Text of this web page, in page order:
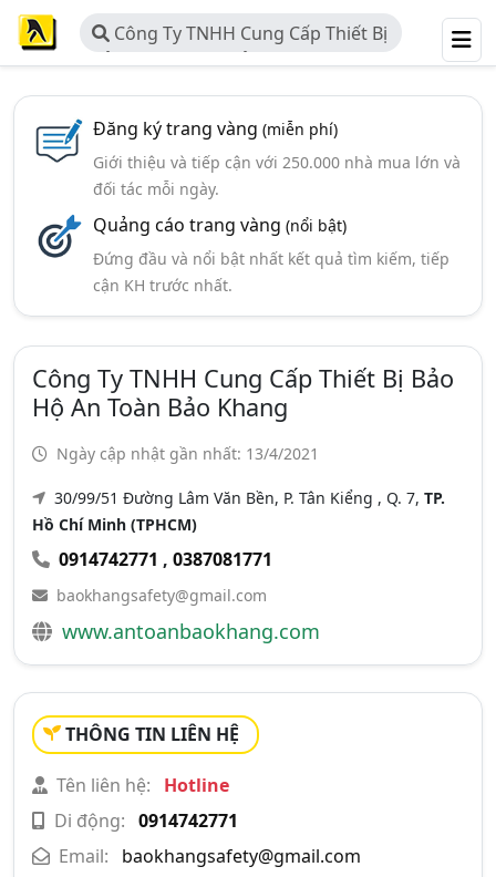
Công Ty TNHH Cung Cấp Thiết Bị
Bảo Hộ An Toàn Bảo Khang
Đăng ký trang vàng (miễn phí)
Giới thiệu và tiếp cận với 250.000 nhà mua lớn và
đối tác mỗi ngày.
Quảng cáo trang vàng (nổi bật)
Đứng đầu và nổi bật nhất kết quả tìm kiếm, tiếp
cận KH trước nhất.
Công Ty TNHH Cung Cấp Thiết Bị Bảo
Hộ An Toàn Bảo Khang
Ngày cập nhật gần nhất: 13/4/2021
30/99/51 Đường Lâm Văn Bền, P. Tân Kiểng , Q. 7, TP.
Hồ Chí Minh (TPHCM)
0914742771 , 0387081771
baokhangsafety@gmail.com
www.antoanbaokhang.com
THÔNG TIN LIÊN HỆ
Tên liên hệ:
Hotline
Di động: 0914742771
Email:
baokhangsafety@gmail.com